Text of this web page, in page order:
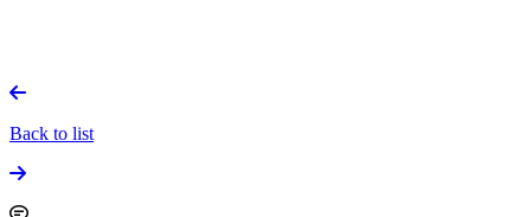
Back to list